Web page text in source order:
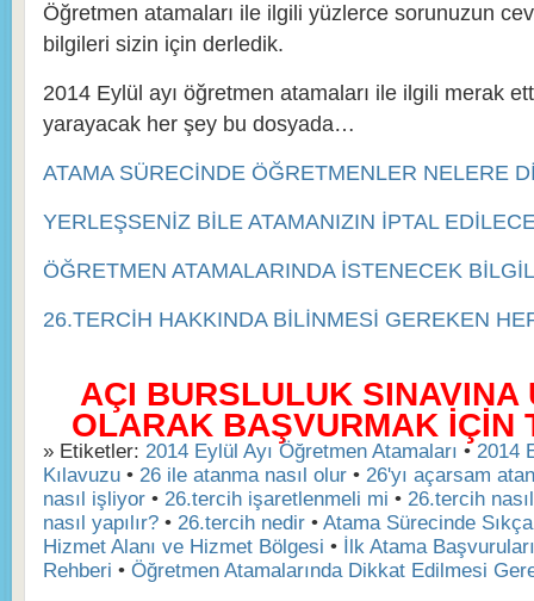
Öğretmen atamaları ile ilgili yüzlerce sorunuzun
bilgileri sizin için derledik.
2014 Eylül ayı öğretmen atamaları ile ilgili merak
yarayacak her şey bu dosyada…
ATAMA SÜRECİNDE ÖĞRETMENLER NELERE
YERLEŞSENİZ BİLE ATAMANIZIN İPTAL
ÖĞRETMEN ATAMALARINDA İSTENECEK
26.TERCİH HAKKINDA BİLİNMESİ GEREKEN
AÇI BURSLULUK SINAVINA
OLARAK BAŞVURMAK İÇİN
» Etiketler: 2014 Eylül Ayı Öğretmen Atamaları •2014
Kılavuzu • 26 ile atanma nasıl olur • 26'yı açarsam
nasıl işliyor • 26.tercih işaretlenmeli mi • 26.tercih
nasıl yapılır? • 26.tercih nedir • Atama Sürecinde
Hizmet Alanı ve Hizmet Bölgesi • İlk Atama Başvuruları
Rehberi • Öğretmen Atamalarında Dikkat Edilmesi